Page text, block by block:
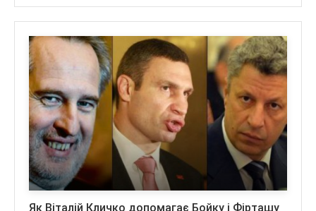
Як Віталій Кличко допомагає Бойку і Фірташу